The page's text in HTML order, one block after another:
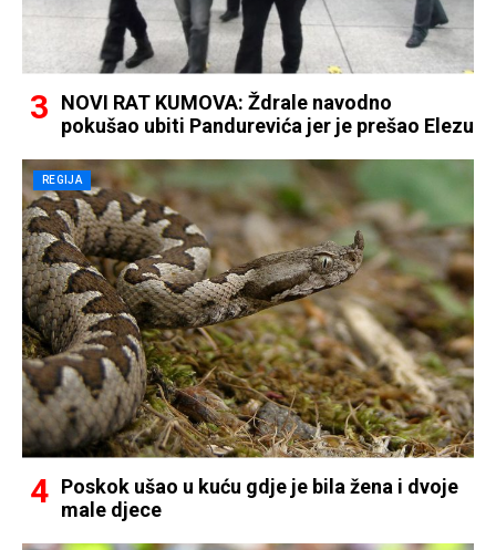
NOVI RAT KUMOVA: Ždrale navodno
pokušao ubiti Pandurevića jer je prešao Elezu
REGIJA
Poskok ušao u kuću gdje je bila žena i dvoje
male djece